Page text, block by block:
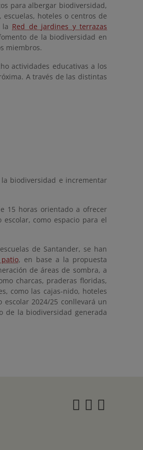
para albergar biodiversidad,
hoteles o centros de
Red de jardines y terrazas
de la biodiversidad en
miembros.
actividades educativas a los
A través de las distintas
biodiversidad e incrementar
15 horas orientado a ofrecer
como espacio para el
de Santander, se han
, en base a la propuesta
de áreas de sombra, a
charcas, praderas floridas,
como las cajas-nido, hoteles
2024/25 conllevará un
de la biodiversidad generada
Twitter